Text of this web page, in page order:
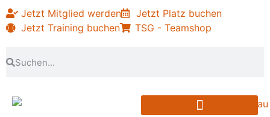
Jetzt Mitglied werden
Jetzt Platz buchen
Jetzt Training buchen
TSG - Teamshop